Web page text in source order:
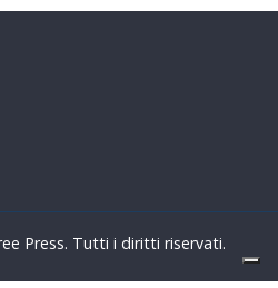
Press. Tutti i diritti riservati.